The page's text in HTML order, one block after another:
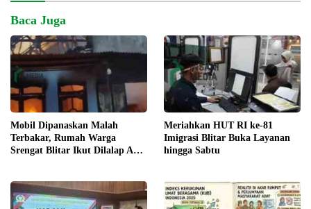
Baca Juga
Mobil Dipanaskan Malah
Terbakar, Rumah Warga
Srengat Blitar Ikut Dilalap Api,
Meriahkan HUT RI ke-81
Imigrasi Blitar Buka Layanan
hingga Sabtu